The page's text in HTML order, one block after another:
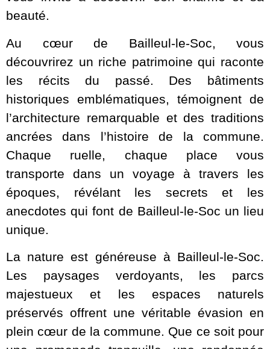
beauté.
Au cœur de Bailleul-le-Soc, vous
découvrirez un riche patrimoine qui raconte
les récits du passé. Des bâtiments
historiques emblématiques, témoignent de
l’architecture remarquable et des traditions
ancrées dans l’histoire de la commune.
Chaque ruelle, chaque place vous
transporte dans un voyage à travers les
époques, révélant les secrets et les
anecdotes qui font de Bailleul-le-Soc un lieu
unique.
La nature est généreuse à Bailleul-le-Soc.
Les paysages verdoyants, les parcs
majestueux et les espaces naturels
préservés offrent une véritable évasion en
plein cœur de la commune. Que ce soit pour